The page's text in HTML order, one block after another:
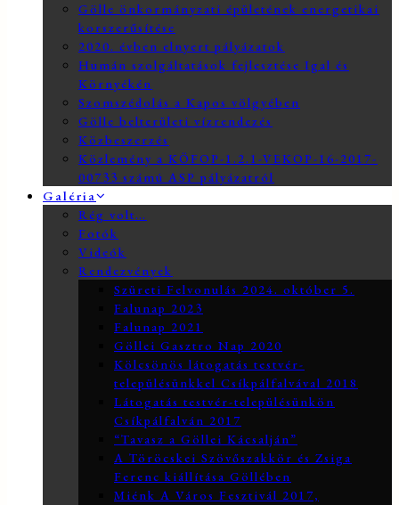
Gölle önkormányzati épületének energetikai
korszerűsítése
2020. évben elnyert pályázatok
Humán szolgáltatások fejlesztése Igal és
Környékén
Szomszédolás a Kapos völgyében
Gölle belterületi vízrendezés
Közbeszerzés
Közlemény a KÖFOP-1.2.1-VEKOP-16-2017-
00733 számú ASP pályázatról
Galéria
Rég volt…
Fotók
Videók
Rendezvények
Szüreti Felvonulás 2024. október 5.
Falunap 2023
Falunap 2021
Göllei Gasztro Nap 2020
Kölcsönös látogatás testvér-
településünkkel Csíkpálfalvával 2018
Látogatás testvér-településünkön
Csíkpálfalván 2017
“Tavasz a Göllei Kácsalján”
A Töröcskei Szövőszakkör és Zsiga
Ferenc kiállítása Göllében
Miénk A Város Fesztivál 2017,